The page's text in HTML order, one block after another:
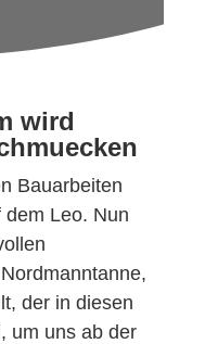
wird
Bauarbeiten
Leo. Nun
der in diesen
um uns ab der